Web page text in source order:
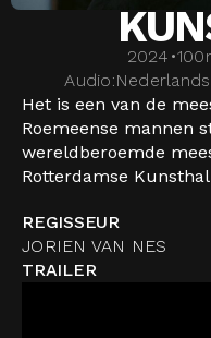
2024 •100
Audio:Nederlands
Het is een van de
Roemeense mannen
wereldberoemde
Rotterdamse
REGISSEUR
JORIEN VAN NES
TRAILER